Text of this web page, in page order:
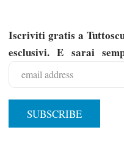
Iscriviti gratis a
esclusivi. E sarai
Solo gli utenti